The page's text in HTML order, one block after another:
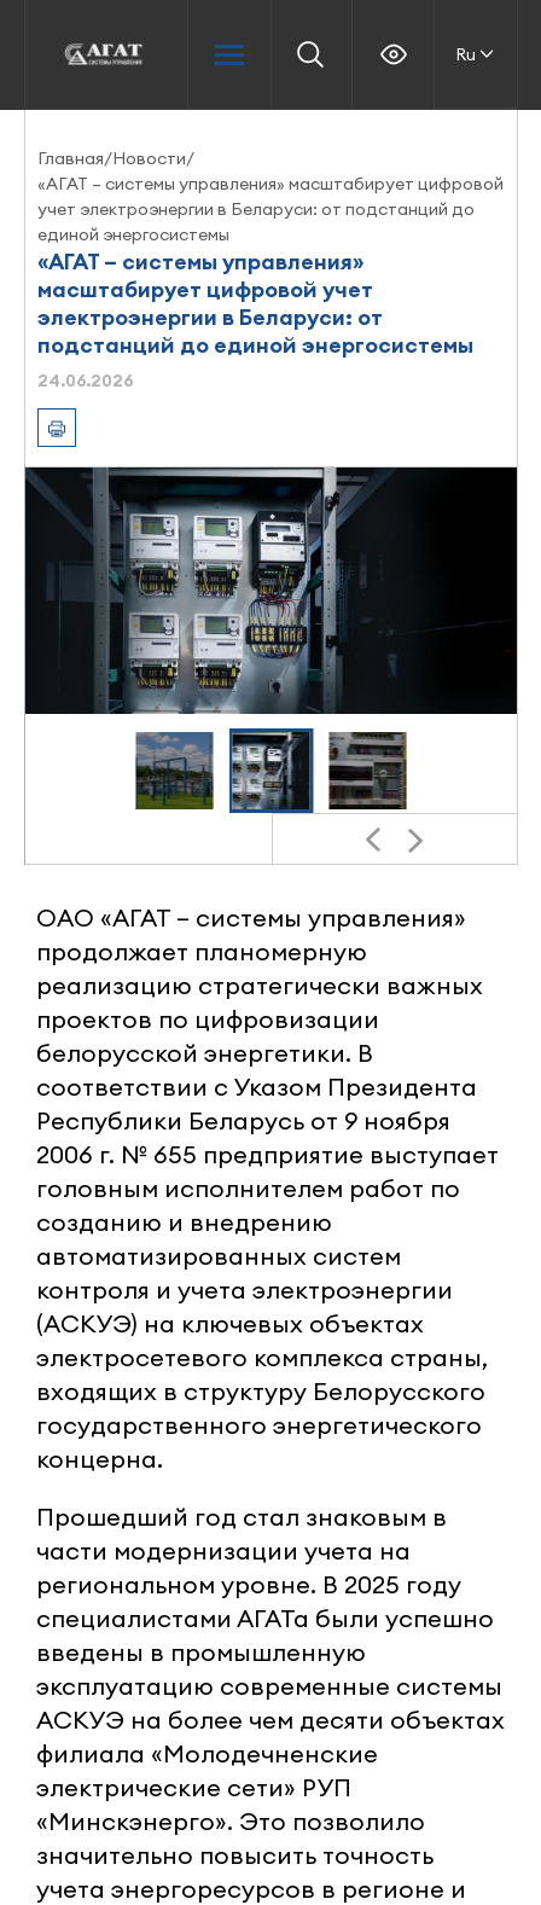
Ru
Главная/Новости/
«АГАТ – системы управления» масштабирует цифровой
учет электроэнергии в Беларуси: от подстанций до
единой энергосистемы
«АГАТ – системы управления»
масштабирует цифровой учет
электроэнергии в Беларуси: от
подстанций до единой энергосистемы
24.06.2026
ОАО «АГАТ – системы управления»
продолжает планомерную
реализацию стратегически важных
проектов по цифровизации
белорусской энергетики. В
соответствии с Указом Президента
Республики Беларусь от 9 ноября
2006 г. № 655 предприятие выступает
головным исполнителем работ по
созданию и внедрению
автоматизированных систем
контроля и учета электроэнергии
(АСКУЭ) на ключевых объектах
электросетевого комплекса страны,
входящих в структуру Белорусского
государственного энергетического
концерна.
Прошедший год стал знаковым в
части модернизации учета на
региональном уровне. В 2025 году
специалистами АГАТа были успешно
введены в промышленную
эксплуатацию современные системы
АСКУЭ на более чем десяти объектах
филиала «Молодечненские
электрические сети» РУП
«Минскэнерго». Это позволило
значительно повысить точность
учета энергоресурсов в регионе и